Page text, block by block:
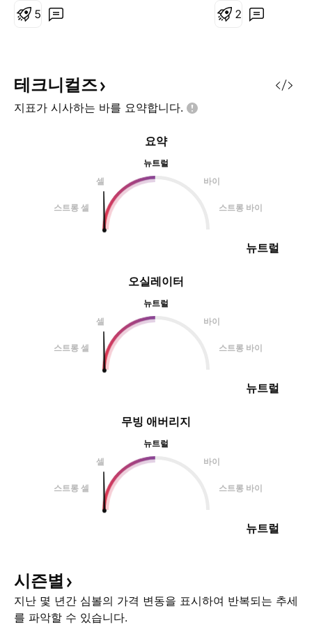
니 참조해주세요~ XVG 코인 또한
24년 12월경 고점을 형성 후, 25년
4월 초에 저점을 만들었습니다. 이
에 따라, 하모닉 패턴에서 가장 중요
니다. 그리고 XA 설정 이후 대략 6
주간 상승을 보이며 XA 축의 0.5까
5
대양봉이 나오는
2
테크니컬즈
지표가 시사하는 바를 요약합니다.
오실레이터
뉴트럴
셀
바이
스트롱 셀 스트롱 바이
뉴트럴
요약
뉴트럴
셀
바이
스트롱 셀 스트롱 바이
뉴트럴
무빙 애버리지
뉴트럴
셀
바이
스트롱 셀 스트롱 바이
뉴트럴
시즌별
지난 몇 년간 심볼의 가격 변동을 표시하여 반복되는 추세
를 파악할 수 있습니다.